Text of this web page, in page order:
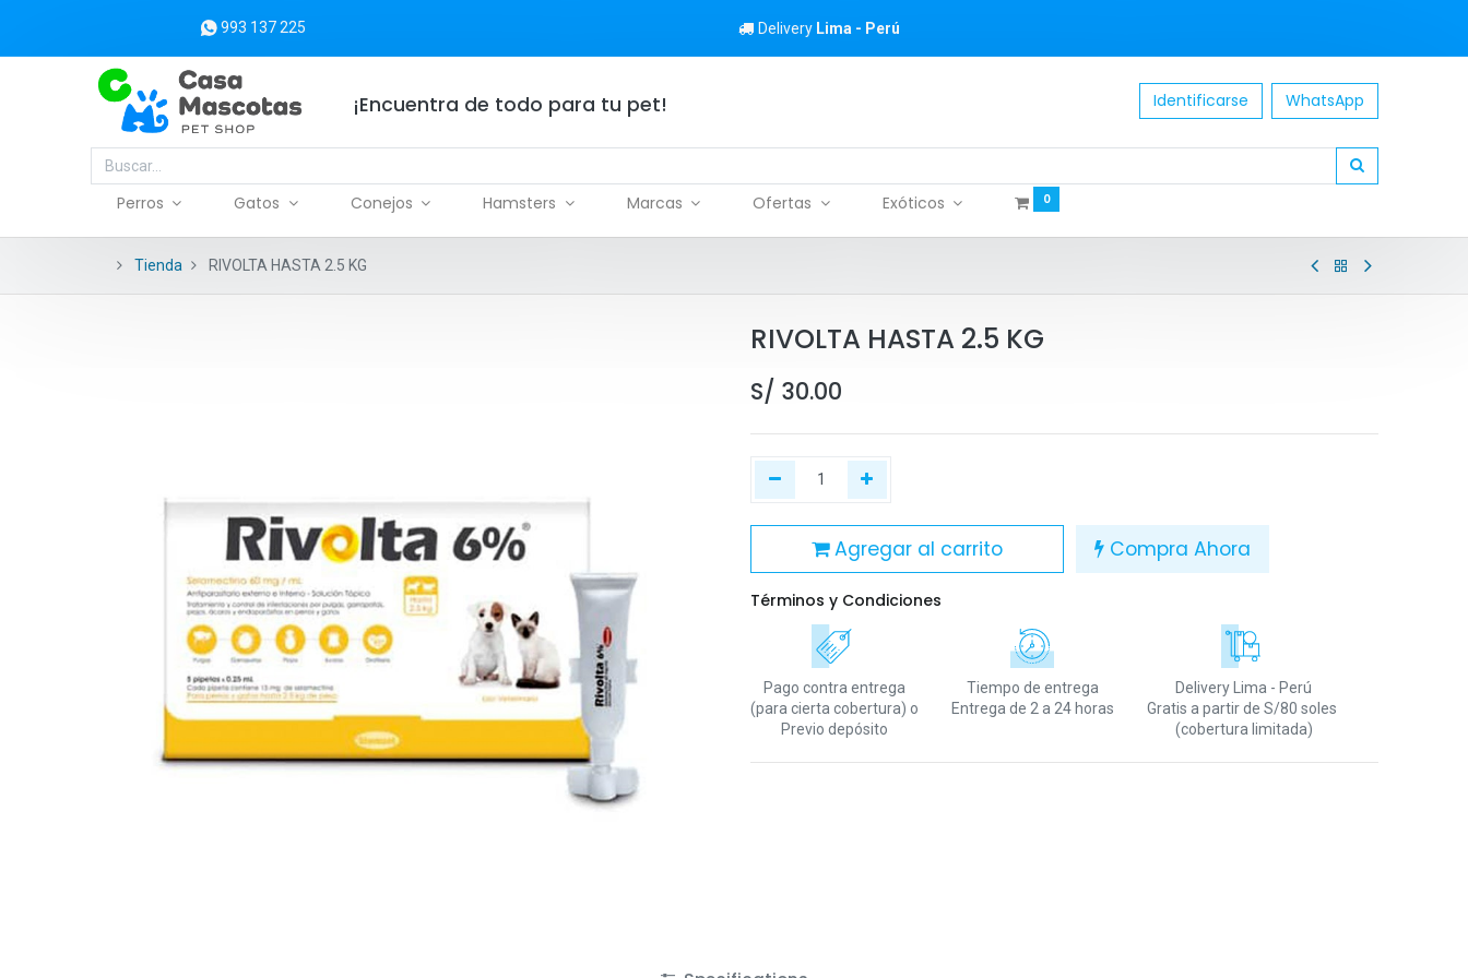
993 137 225 Delivery Lima - Perú
¡Encuentra de todo para tu pet! Identificarse WhatsApp
Perros Gatos Conejos Hamsters Marcas Ofertas Exóticos 0
Tienda RIVOLTA HASTA 2.5 KG
RIVOLTA HASTA 2.5 KG
S/ 30.00
Agregar al carrito Compra Ahora
Términos y Condiciones
Pago contra entrega
(para cierta cobertura) o
Previo depósito
Tiempo de entrega
Entrega de 2 a 24 horas
Delivery Lima - Perú
Gratis a partir de S/80 soles
(cobertura limitada)